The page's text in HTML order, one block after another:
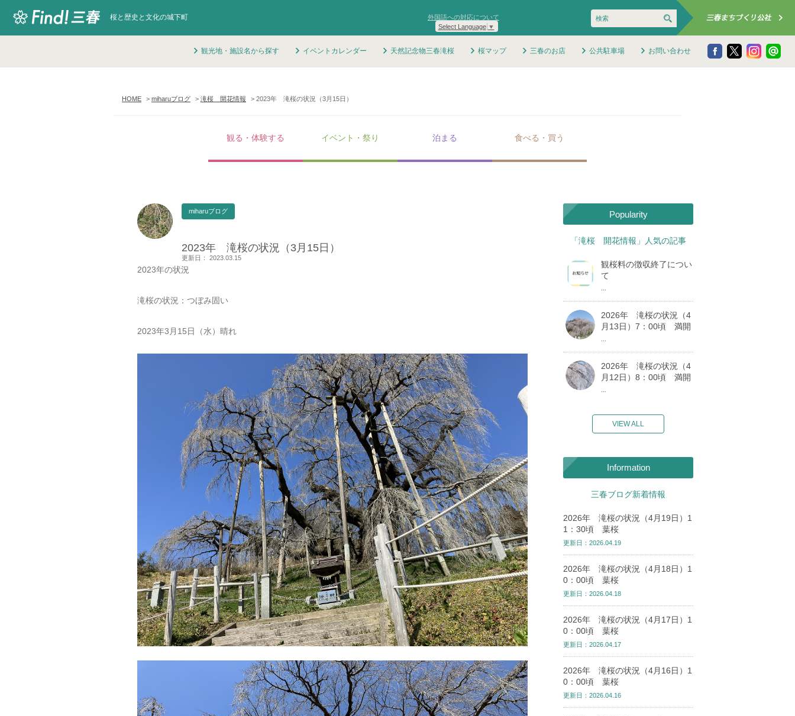
桜と歴史と文化の城下町
外国語への対応について
Select Language ▼
観光地・施設名から探す イベントカレンダー 天然記念物三春滝桜 桜マップ 三春のお店 公共駐車場 お問い合わせ
HOME miharuブログ 滝桜 開花情報 2023年 滝桜の状況（3月15日）
観る・体験する イベント・祭り 泊まる 食べる・買う
miharuブログ
2023年 滝桜の状況（3月15日）
更新日： 2023.03.15
2023年の状況
滝桜の状況：つぼみ固い
2023年3月15日（水）晴れ
Popularity
「滝桜 開花情報」人気の記事
観桜料の徴収終了につい
て
2026年 滝桜の状況（4
月13日）7：00頃 満開
2026年 滝桜の状況（4
月12日）8：00頃 満開
VIEW ALL
Information
三春ブログ新着情報
2026年 滝桜の状況（4月19日）1
1：30頃 葉桜
更新日：2026.04.19
2026年 滝桜の状況（4月18日）1
0：00頃 葉桜
更新日：2026.04.18
2026年 滝桜の状況（4月17日）1
0：00頃 葉桜
更新日：2026.04.17
2026年 滝桜の状況（4月16日）1
0：00頃 葉桜
更新日：2026.04.16